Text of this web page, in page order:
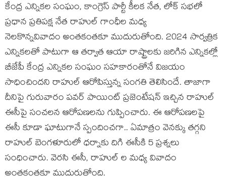
కేంద్ర ఎన్నికల సంఘం, కాంగ్రెస్ పార్టీ కీలక నేత, లోక్ సభలో
ప్రధాన ప్రతిపక్ష నేత రాహుల్ గాంధీల మధ్య
నెలకొన్నవివాదం అంతకంతకూ ముదురుతోంది. 2024 సార్వత్రిక
ఎన్నికలతో పాటుగా ఆ తర్వాత ఆయా రాష్ట్రాలకు జరిగిన ఎన్నికల్లో
బీజేపీ కేంద్ర ఎన్నికల సంఘం సహకారంతోనే విజయం
సాధించిందని రాహుల్ ఆరోపిస్తున్న సంగతి తెలిసిందే. తాజాగా
దీనిపై గురువారం పవర్ పాయింట్ ప్రజెంటేషన్ ఇచ్చిన రాహుల్
ఈసీపై సంచలన ఆరోపణలను గుప్పించారు. ఈ ఆరోపణలపై
ఈసీ కూడా ఘాటుగానే స్పందించగా.. ఏమాత్రం వెనక్కు తగ్గని
రాహుల్ బెంగళూరులో ధర్నాకు దిగి ఈసీకి 5 ప్రశ్నలు
సంధించారు. వెరసి ఈసీ, రాహుల్ ల మధ్య వివాదం
అంతకంతకూ ముదురుతోంది.